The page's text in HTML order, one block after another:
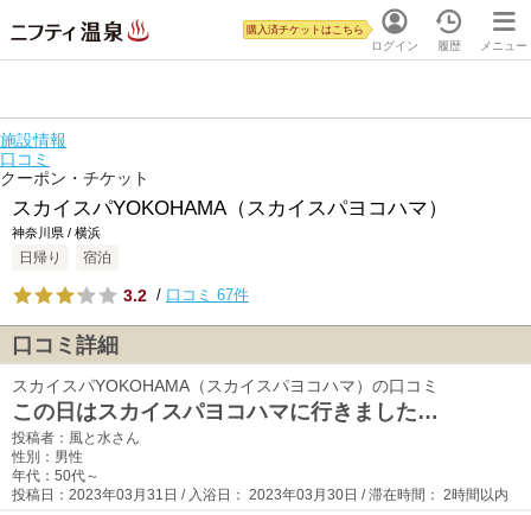
ログイン
購入済チケットはこちら
履歴 メニュー
施設情報
口コミ
クーポン・チケット
スカイスパYOKOHAMA（スカイスパヨコハマ）
神奈川県 / 横浜
日帰り 宿泊
3.2 / 口コミ 67件
口コミ詳細
スカイスパYOKOHAMA（スカイスパヨコハマ）の口コミ
この日はスカイスパヨコハマに行きました…
投稿者：風と水さん
性別：男性
年代：50代～
投稿日：2023年03月31日 / 入浴日： 2023年03月30日 / 滞在時間： 2時間以内